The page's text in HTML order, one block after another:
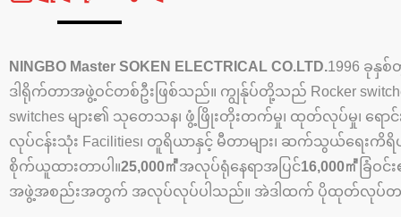
NINGBO Master SOKEN ELECTRICAL CO.LTD.1996 ခုနှ
ဒါရိုက်တာအဖွဲ့ဝင်တစ်ဦးဖြစ်သည်။ ကျွန်ုပ်တို့သည် Rocker switches၊
switches များ၏ သုတေသန၊ ဖွံ့ဖြိုးတိုးတက်မှု၊ ထုတ်လုပ်မှု၊ ရော
လုပ်ငန်းသုံး Facilities၊ တူရိယာနှင့် မီတာများ၊ ဆက်သွယ်ရေးကိ
စိုက်ယူထားတာပါ။25,000㎡အလုပ်ရုံနေရာအပြင်16,000㎡ ခြံဝင်
အဖွဲ့အစည်းအတွက် အလုပ်လုပ်ပါသည်။ အဲဒါထက် ပိုထုတ်လုပ်